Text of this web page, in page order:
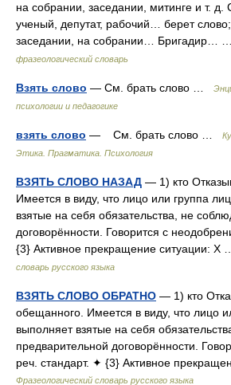
на собрании, заседании, митинге и т.
ученый, депутат, рабочий… берет
заседании, на собрании… Бригадир…
фразеологический словарь
Взять слово — См. брать слово …
психологии и педагогике
взять слово — См. брать слово …
Этика. Прагматика. Психология
ВЗЯТЬ СЛОВО НАЗАД — 1) кто
Имеется в виду, что лицо или группа
взятые на себя обязательства, не
договорённости. Говорится с
{3} Активное прекращение ситуации: X
словарь русского языка
ВЗЯТЬ СЛОВО ОБРАТНО — 1) кто
обещанного. Имеется в виду, что лицо
выполняет взятые на себя
предварительной договорённости.
реч. стандарт. ✦ {3} Активное
Фразеологический словарь русского языка